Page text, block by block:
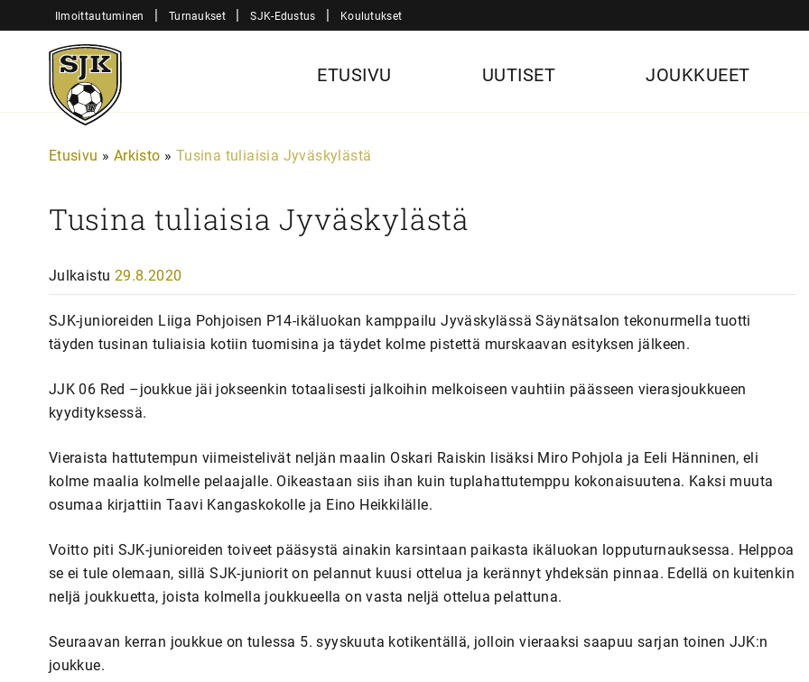
sisältöön
Ilmoittautuminen | Turnaukset | SJK-Edustus | Koulutukset
Sjk-
Juniorit
ETUSIVU UUTISET JOUKKUEET
Etusivu » Arkisto » Tusina tuliaisia Jyväskylästä
Tusina tuliaisia Jyväskylästä
Julkaistu 29.8.2020
SJK-junioreiden Liiga Pohjoisen P14-ikäluokan kamppailu Jyväskylässä Säynätsalon tekonurmella tuotti
täyden tusinan tuliaisia kotiin tuomisina ja täydet kolme pistettä murskaavan esityksen jälkeen.
JJK 06 Red –joukkue jäi jokseenkin totaalisesti jalkoihin melkoiseen vauhtiin päässeen vierasjoukkueen
kyydityksessä.
Vieraista hattutempun viimeistelivät neljän maalin Oskari Raiskin lisäksi Miro Pohjola ja Eeli Hänninen, eli
kolme maalia kolmelle pelaajalle. Oikeastaan siis ihan kuin tuplahattutemppu kokonaisuutena. Kaksi muuta
osumaa kirjattiin Taavi Kangaskokolle ja Eino Heikkilälle.
Voitto piti SJK-junioreiden toiveet pääsystä ainakin karsintaan paikasta ikäluokan lopputurnauksessa. Helppoa
se ei tule olemaan, sillä SJK-juniorit on pelannut kuusi ottelua ja kerännyt yhdeksän pinnaa. Edellä on kuitenkin
neljä joukkuetta, joista kolmella joukkueella on vasta neljä ottelua pelattuna.
Seuraavan kerran joukkue on tulessa 5. syyskuuta kotikentällä, jolloin vieraaksi saapuu sarjan toinen JJK:n
joukkue.